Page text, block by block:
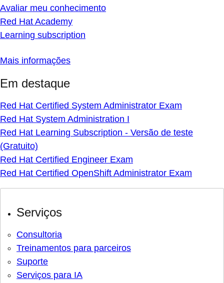
Avaliar meu conhecimento
Red Hat Academy
Learning subscription
Mais informações
Em destaque
Red Hat Certified System Administrator Exam
Red Hat System Administration I
Red Hat Learning Subscription - Versão de teste
(Gratuito)
Red Hat Certified Engineer Exam
Red Hat Certified OpenShift Administrator Exam
Serviços
Consultoria
Treinamentos para parceiros
Suporte
Serviços para IA